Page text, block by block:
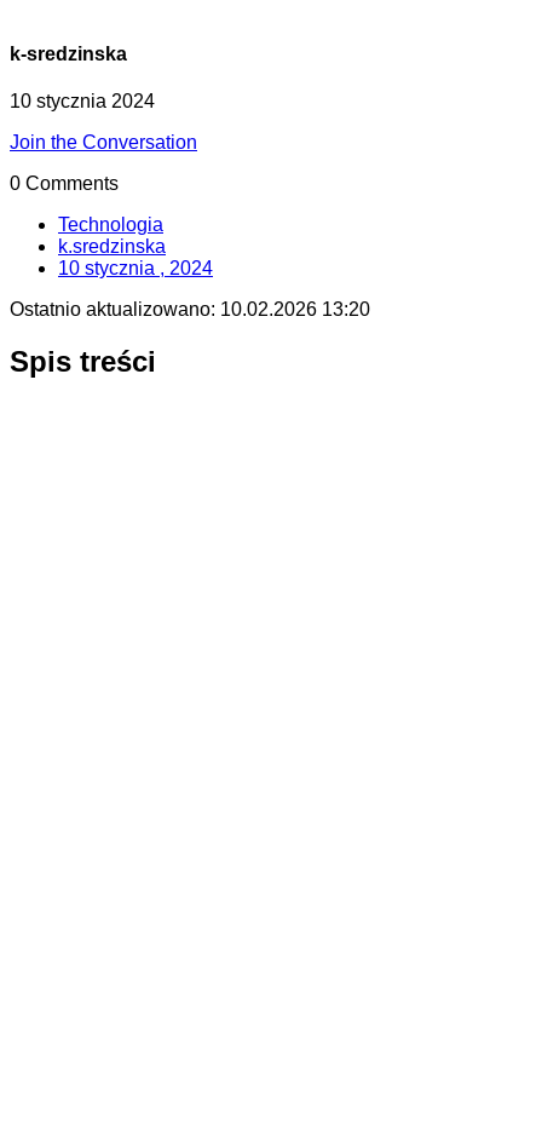
k-sredzinska
10 stycznia 2024
Join the Conversation
0 Comments
Technologia
k.sredzinska
10 stycznia , 2024
Ostatnio aktualizowano: 10.02.2026 13:20
Spis treści